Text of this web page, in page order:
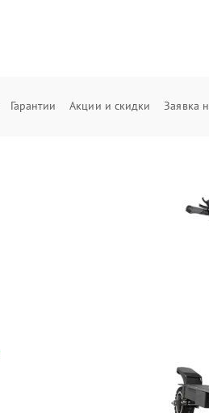
Гарантии Акции и скидки Заявка